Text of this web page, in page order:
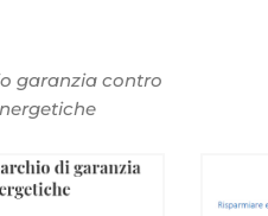
garanzia contro